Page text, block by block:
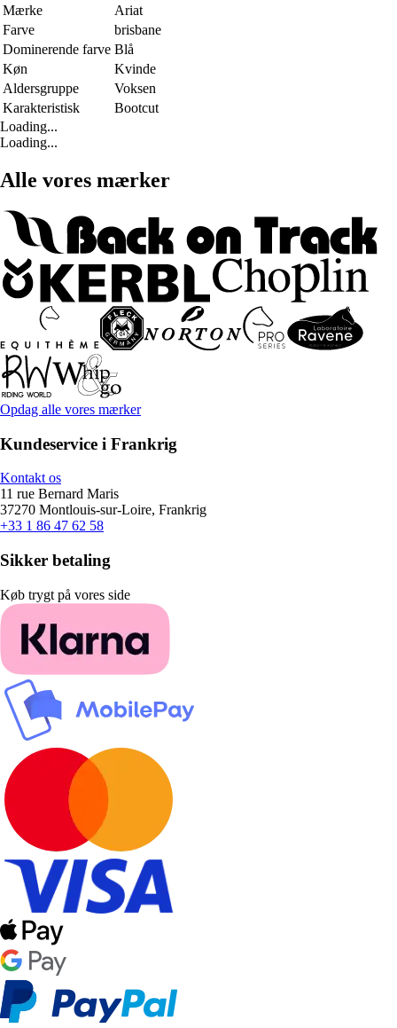
Mærke
Ariat
Farve
brisbane
Dominerende farve Blå
Køn
Kvinde
Aldersgruppe
Voksen
Karakteristisk
Bootcut
Loading...
Loading...
Alle vores mærker
Opdag alle vores mærker
Kundeservice i Frankrig
Kontakt os
11 rue Bernard Maris
37270 Montlouis-sur-Loire, Frankrig
+33 1 86 47 62 58
Sikker betaling
Køb trygt på vores side